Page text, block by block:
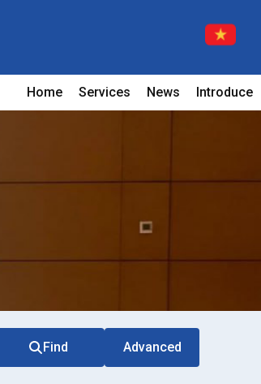
Home Services News Introduce
Find Advanced